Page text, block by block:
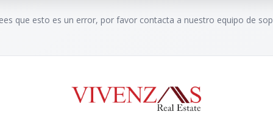
que esto es un error, por favor contacta a nuestro equipo de